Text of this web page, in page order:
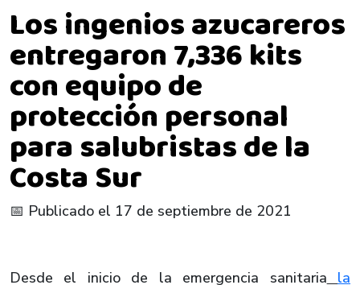
Los ingenios azucareros
entregaron 7,336 kits
con equipo de
protección personal
para salubristas de la
Costa Sur
📅 Publicado el 17 de septiembre de 2021
Desde el inicio de la emergencia sanitaria
la